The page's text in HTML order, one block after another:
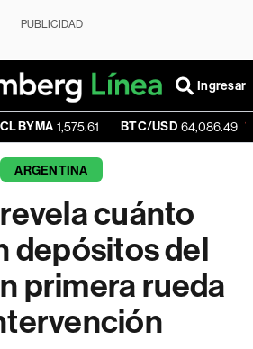
PUBLICIDAD
Ingresar
BTC/USD 64,086.49 -0.33%
ARGENTINA
cuánto
depósitos del
primera rueda